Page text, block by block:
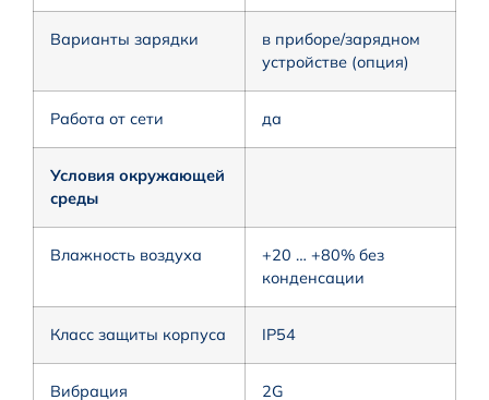
Варианты зарядки
в приборе/зарядном
устройстве (опция)
Работа от сети да
Условия окружающей
среды
Влажность воздуха
+20 … +80% без
конденсации
Класс защиты корпуса IP54
Вибрация 2G